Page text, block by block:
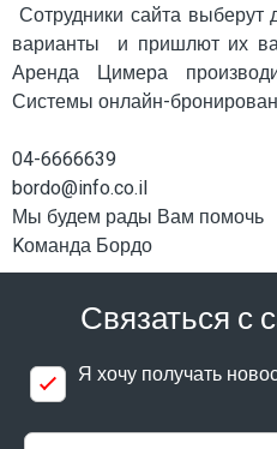
Сотрудники сайта
варианты и пришлют их
Аренда Цимера
Системы онлайн-
04-6666639
bordo@info.co.il
Мы будем рады Вам помочь
Kоманда Бордо
Связаться с
Я хочу получать